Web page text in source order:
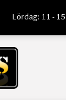
Lördag: 11 - 15